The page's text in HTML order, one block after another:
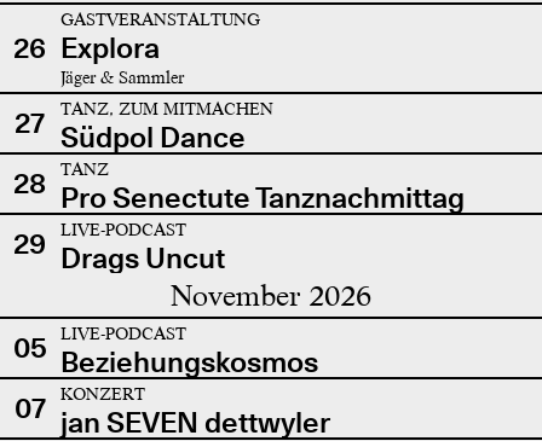
26
GASTVERANSTALTUNG
Explora
Jäger & Sammler
27 TANZ, ZUM MITMACHEN
Südpol Dance
28
TANZ
Pro Senectute Tanznachmittag
29
LIVE-PODCAST
Drags Uncut
November 2026
05 LIVE-PODCAST
Beziehungskosmos
07
KONZERT
jan SEVEN dettwyler